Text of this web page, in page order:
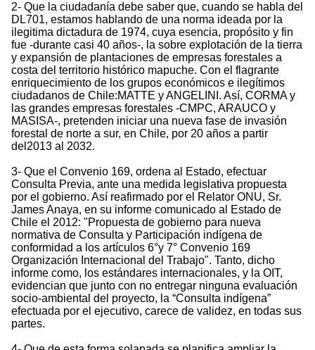
2- Que la ciudadanía debe saber que, cuando se habla del
DL701, estamos hablando de una norma ideada por la
ilegitima dictadura de 1974, cuya esencia, propósito y fin
fue -durante casi 40 años-, la sobre explotación de la tierra
y expansión de plantaciones de empresas forestales a
costa del territorio histórico mapuche. Con el flagrante
enriquecimiento de los grupos económicos e ilegítimos
ciudadanos de Chile:MATTE y ANGELINI. Así, CORMA y
las grandes empresas forestales -CMPC, ARAUCO y
MASISA-, pretenden iniciar una nueva fase de invasión
forestal de norte a sur, en Chile, por 20 años a partir
del2013 al 2032.
3- Que el Convenio 169, ordena al Estado, efectuar
Consulta Previa, ante una medida legislativa propuesta
por el gobierno. Así reafirmado por el Relator ONU, Sr.
James Anaya, en su informe comunicado al Estado de
Chile el 2012: "Propuesta de gobierno para nueva
normativa de Consulta y Participación indígena de
conformidad a los artículos 6°y 7° Convenio 169
Organización Internacional del Trabajo". Tanto, dicho
informe como, los estándares internacionales, y la OIT,
evidencian que junto con no entregar ninguna evaluación
socio-ambiental del proyecto, la “Consulta indígena”
efectuada por el ejecutivo, carece de validez, en todas sus
partes.